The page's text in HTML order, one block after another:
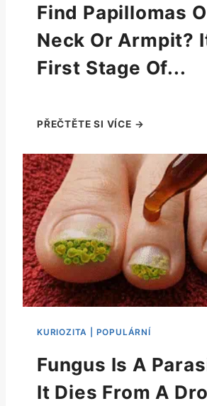
Find Papillomas
Neck Or Armpit?
First Stage Of...
Fungus Is A
It Dies From A